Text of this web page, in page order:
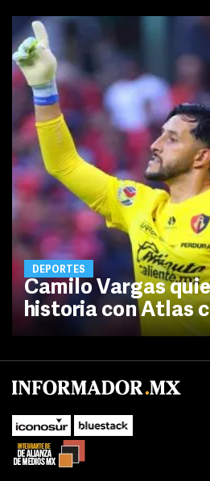
DEPORTES
Camilo Vargas
historia con Atlas